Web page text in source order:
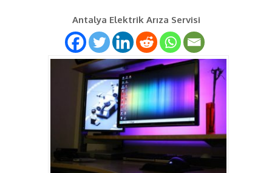
Antalya Elektrik Arıza Servisi